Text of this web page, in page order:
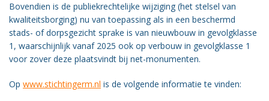
BMK
Vacatures
BWT
Bovendien is de publiekrechtelijke wijziging (het stelsel van
kwaliteitsborging) nu van toepassing als in een beschermd
stads- of dorpsgezicht sprake is van nieuwbouw in gevolgklasse
1, waarschijnlijk vanaf 2025 ook op verbouw in gevolgklasse 1
voor zover deze plaatsvindt bij net-monumenten.
Op www.stichtingerm.nl is de volgende informatie te vinden: